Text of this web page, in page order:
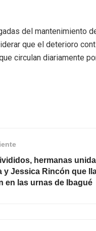
del mantenimiento
que el deterioro
circulan diariamente
hermanas
y Jessica Rincón que
en las urnas de Ibagué